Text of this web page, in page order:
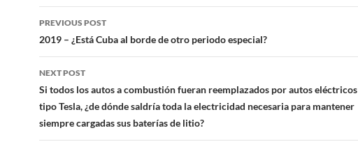
Post
navigation
PREVIOUS POST
2019 – ¿Está Cuba al borde de otro periodo especial?
NEXT POST
Si todos los autos a combustión fueran reemplazados por autos eléctricos
tipo Tesla, ¿de dónde saldría toda la electricidad necesaria para mantener
siempre cargadas sus baterías de litio?